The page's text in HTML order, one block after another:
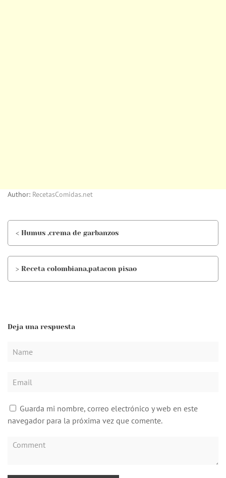
Author: RecetasComidas.net
< Humus ,crema de garbanzos
> Receta colombiana,patacon pisao
Deja una respuesta
Guarda mi nombre, correo electrónico y web en este
navegador para la próxima vez que comente.